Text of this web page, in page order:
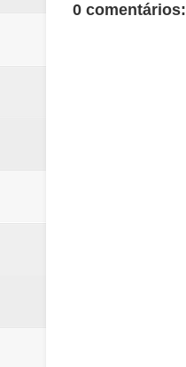
0 comentários: